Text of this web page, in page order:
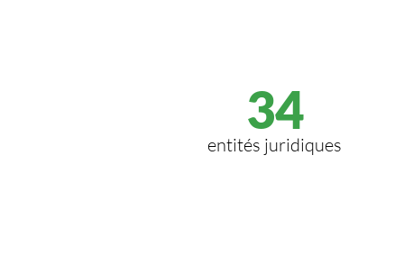
34
entités juridiques